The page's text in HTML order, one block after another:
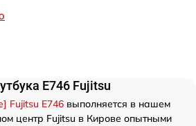
E746 Fujitsu
Fujitsu E746 выполняется в нашем
центр Fujitsu в Кирове опытными